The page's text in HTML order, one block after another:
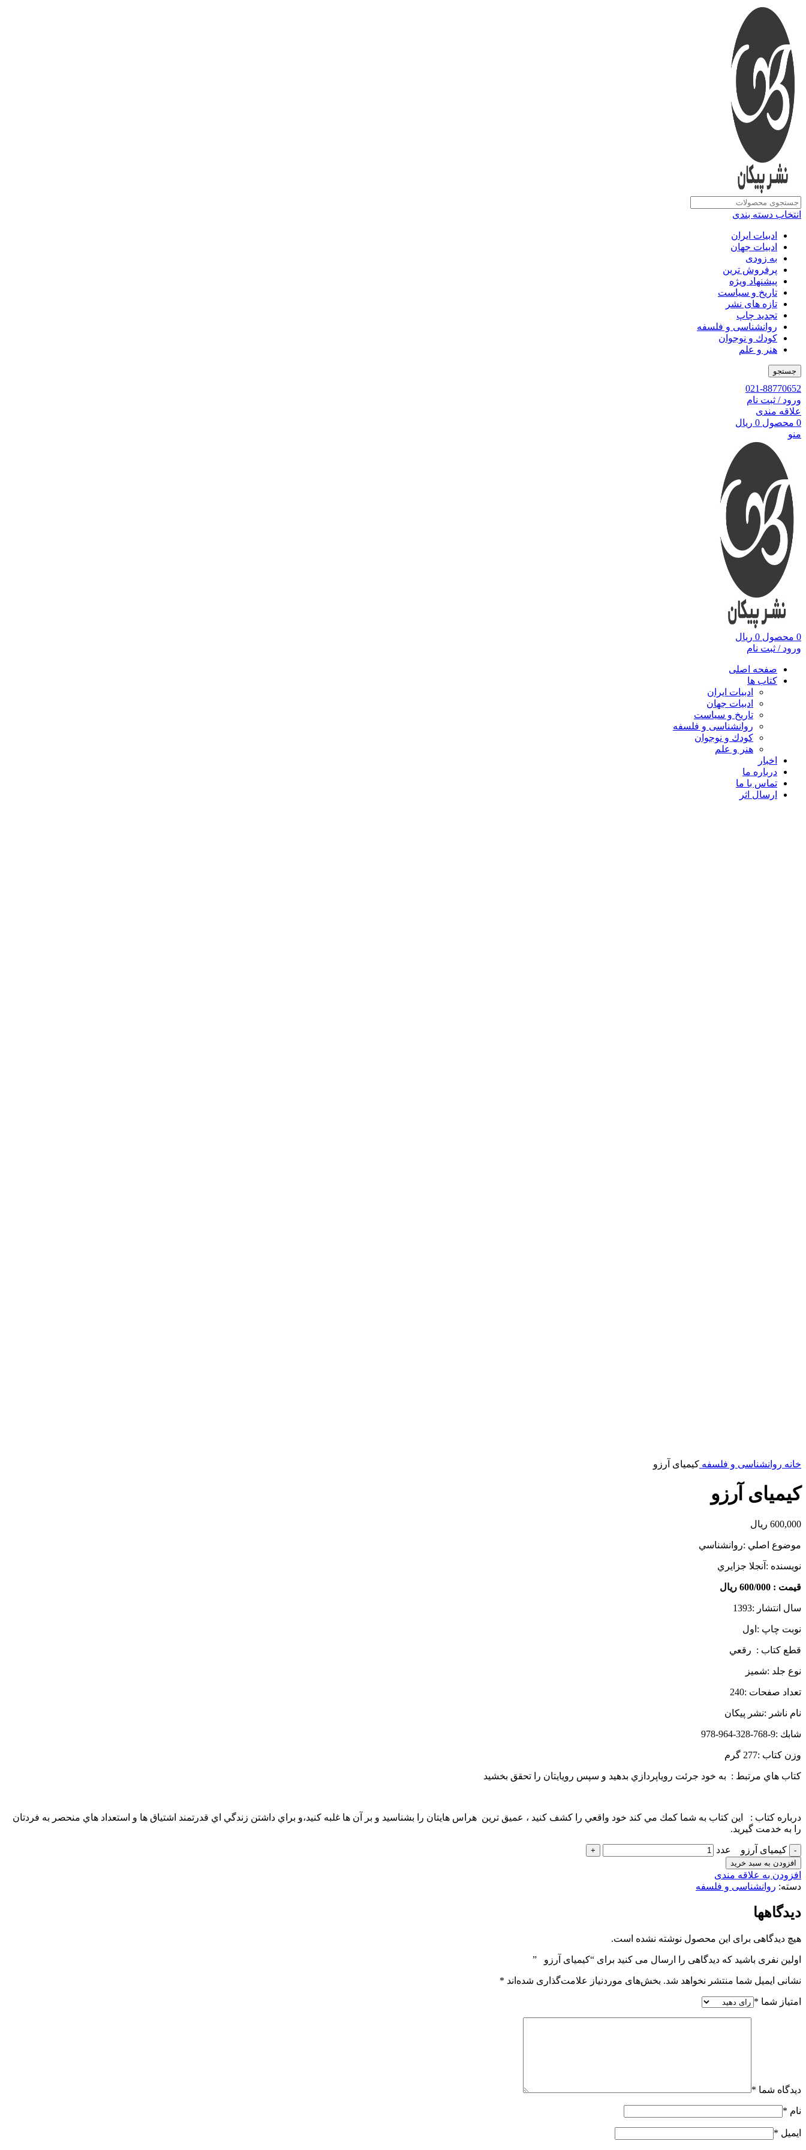
انتخاب دسته بندی
ادبیات ایران
ادبیات جهان
به زودی
پرفروش ترین
پیشنهاد ویژه
تاریخ و سیاست
تازه های نشر
تجدید چاپ
روانشناسی و فلسفه
کودك و نوجوان
هنر و علم
جستجو
021-88770652
ورود / ثبت نام
علاقه مندی
0 محصول 0 ریال
منو
0 محصول 0 ریال
ورود / ثبت نام
صفحه اصلی
کتاب ها
ادبیات ایران
ادبیات جهان
تاریخ و سیاست
روانشناسی و فلسفه
کودك و نوجوان
هنر و علم
اخبار
درباره ما
تماس با ما
ارسال اثر
خانه روانشناسی و فلسفه کیمیای آرزو
کیمیای آرزو
600,000 ریال
موضوع اصلي :روانشناسي
نويسنده :آنجلا جزايري
قيمت : 600/000 ريال
سال انتشار :1393
نوبت چاپ :اول
قطع كتاب : رقعي
نوع جلد :شميز
تعداد صفحات :240
نام ناشر :نشر پيكان
شابك :9-768-328-964-978
وزن كتاب :277 گرم
كتاب هاي مرتبط : به خود جرئت روياپردازي بدهيد و سپس رويايتان را تحقق بخشيد
درباره كتاب : اين كتاب به شما كمك مي كند خود واقعي را كشف كنيد ، عميق ترين هراس هايتان را بشناسيد و بر آن ها غلبه كنيد،و براي داشتن زندگي اي قدرتمند اشتياق ها و استعداد هاي منحصر به فردتان
را به خدمت گيريد.
کیمیای آرزو عدد
افزودن به سبد خرید
افزودن به علاقه مندی
دسته: روانشناسی و فلسفه
دیدگاهها
هیچ دیدگاهی برای این محصول نوشته نشده است.
اولین نفری باشید که دیدگاهی را ارسال می کنید برای “کیمیای آرزو ”
نشانی ایمیل شما منتشر نخواهد شد. بخش‌های موردنیاز علامت‌گذاری شده‌اند *
امتیاز شما *
دیدگاه شما *
نام *
ایمیل *